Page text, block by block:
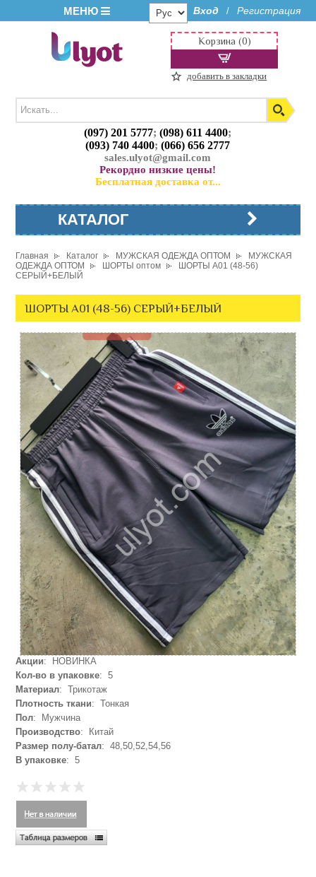
МЕНЮ Вход / Регистрация
(097) 201 5777;(098) 611 4400;
(093) 740 4400;(066) 656 2777
sales.ulyot@gmail.com
Рекордно низкие цены!
Бесплатная доставка от...
Корзина (0)
добавить в закладки
КАТАЛОГ
Главная Каталог МУЖСКАЯ ОДЕЖДА ОПТОМ
МУЖСКАЯ
ОДЕЖДА ОПТОМ
ШОРТЫ оптом
ШОРТЫ A01 (48-56)
СЕРЫЙ+БЕЛЫЙ
ШОРТЫ A01 (48-56) СЕРЫЙ+БЕЛЫЙ
Акции: НОВИНКА
Кол-во в упаковке: 5
Материал: Трикотаж
Плотность ткани: Тонкая
Пол: Мужчина
Производство: Китай
Размер полу-батал: 48,50,52,54,56
В упаковке: 5